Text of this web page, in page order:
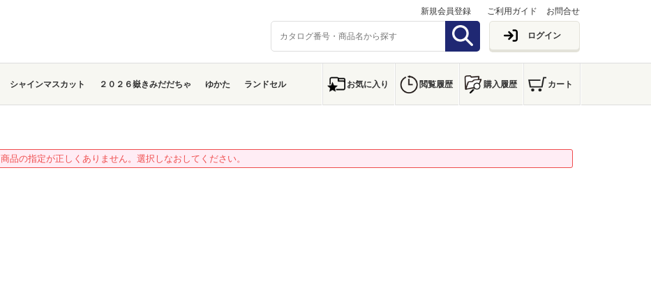
新規会員登録 ご利用ガイド お問合せ
ログイン
シャインマスカット ２０２６嶽きみだだちゃ ゆかた ランドセル お気に入り 閲覧履歴 購入履歴 カート
商品の指定が正しくありません。選択しなおしてください。